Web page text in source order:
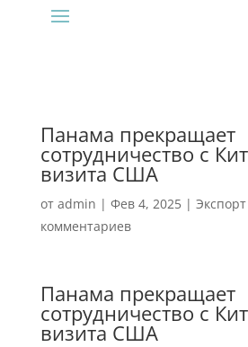
Панама прекращает
сотрудничество с
визита США
от admin | Фев 4, 2025|
комментариев
Панама прекращает
сотрудничество с
визита США